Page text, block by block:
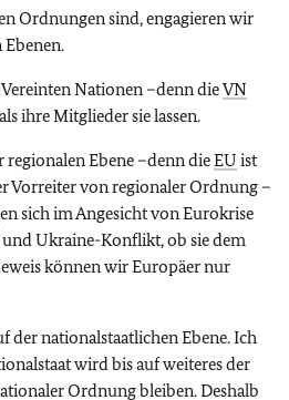
Ordnungen sind, engagieren wir
Ebenen.
Nationen –denn dieVN
ihre Mitglieder sie lassen.
regionalen Ebene –denn dieEU ist
Vorreiter von regionaler Ordnung –
sich im Angesicht von Eurokrise
Ukraine-Konflikt, ob sie dem
können wir Europäer nur
der nationalstaatlichen Ebene. Ich
wird bis auf weiteres der
Ordnung bleiben. Deshalb